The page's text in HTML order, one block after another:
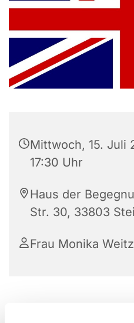
Mittwoch, 15. Juli
17:30 Uhr
Haus der
Str. 30, 33803
Frau Monika